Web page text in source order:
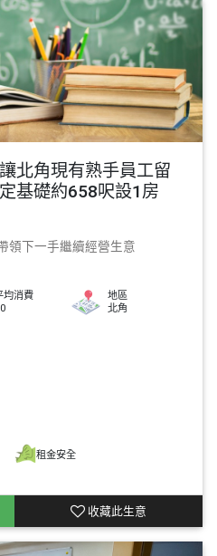
北角現有熟手員工留
基礎約658呎設1房
領下一手繼續經營生意
均消費
地區
北角
租金安全
收藏此生意